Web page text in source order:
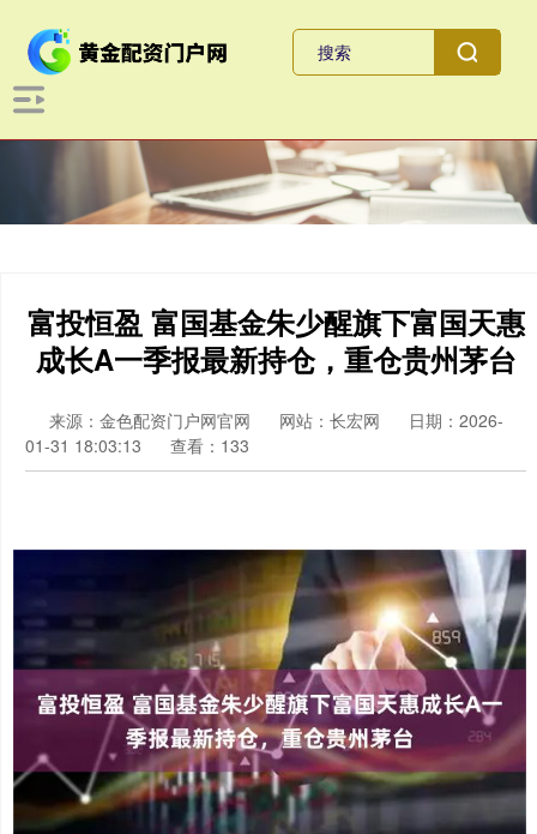
富投恒盈 富国基金朱少醒旗下富国天惠
成长A一季报最新持仓，重仓贵州茅台
来源：金色配资门户网官网 网站：长宏网
日期：2026-
01-31 18:03:13
查看：133